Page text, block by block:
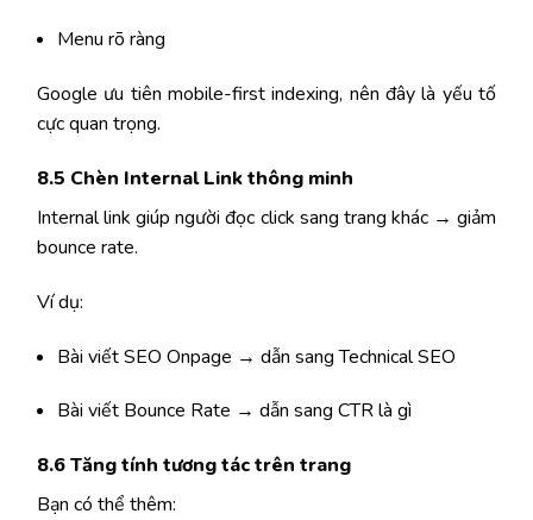
Menu rõ ràng
Google ưu tiên mobile-first indexing, nên đây là yếu tố
cực quan trọng.
8.5 Chèn Internal Link thông minh
Internal link giúp người đọc click sang trang khác → giảm
bounce rate.
Ví dụ:
Bài viết SEO Onpage → dẫn sang Technical SEO
Bài viết Bounce Rate → dẫn sang CTR là gì
8.6 Tăng tính tương tác trên trang
Bạn có thể thêm: